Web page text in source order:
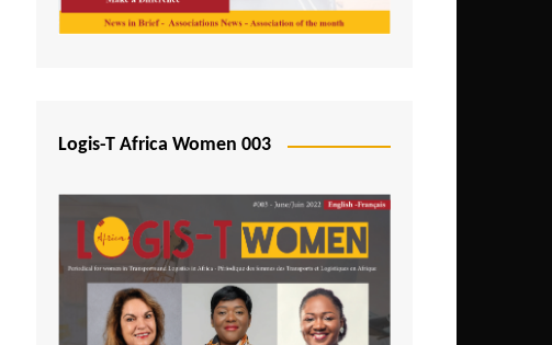
Logis-T Africa Women 003